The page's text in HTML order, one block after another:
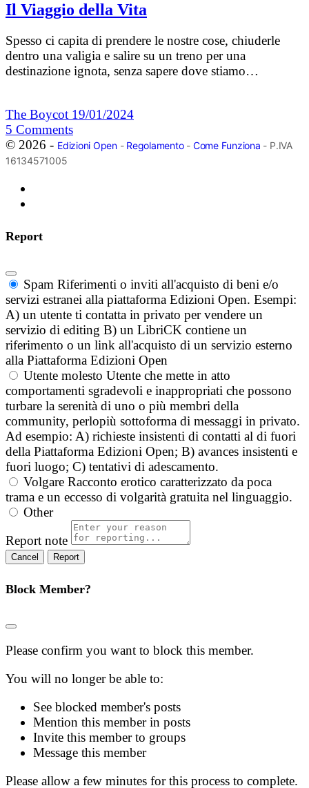
Il Viaggio della Vita
Spesso ci capita di prendere le nostre cose, chiuderle
dentro una valigia e salire su un treno per una
destinazione ignota, senza sapere dove stiamo…
The Boycot 19/01/2024
5 Comments
© 2026 - Edizioni Open- Regolamento- Come Funziona - P.IVA
16134571005
Report
Spam Riferimenti o inviti all'acquisto di beni e/o
servizi estranei alla piattaforma Edizioni Open. Esempi:
A) un utente ti contatta in privato per vendere un
servizio di editing B) un LibriCK contiene un
riferimento o un link all'acquisto di un servizio esterno
alla Piattaforma Edizioni Open
Utente molesto Utente che mette in atto
comportamenti sgradevoli e inappropriati che possono
turbare la serenità di uno o più membri della
community, perlopiù sottoforma di messaggi in privato.
Ad esempio: A) richieste insistenti di contatti al di fuori
della Piattaforma Edizioni Open; B) avances insistenti e
fuori luogo; C) tentativi di adescamento.
Volgare Racconto erotico caratterizzato da poca
trama e un eccesso di volgarità gratuita nel linguaggio.
Other
Report note
Report
Block Member?
Please confirm you want to block this member.
You will no longer be able to:
See blocked member's posts
Mention this member in posts
Invite this member to groups
Message this member
Please allow a few minutes for this process to complete.